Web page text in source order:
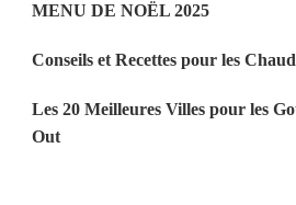
MENU DE NOËL 2025
Conseils et Recettes pour les
Les 20 Meilleures Villes pour les
Out